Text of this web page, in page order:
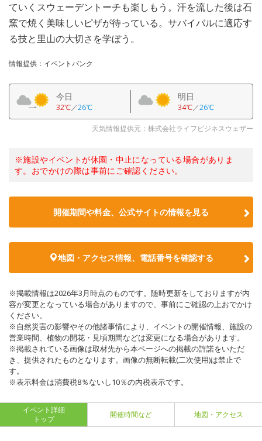
ていくスウェーデントーチも楽しもう。汗を流した後は石
窯で焼く美味しいピザが待っている。サバイバルに適応す
る技と里山の大切さを学ぼう。
情報提供：イベントバンク
今日
32℃／26℃
明日
34℃／26℃
天気情報提供元：株式会社ライフビジネスウェザー
※施設やイベントが休園・中止になっている場合がありま
す。おでかけの際は事前にご確認ください。
開催期間や料金、公式サイトの情報を見る
地図・アクセス情報、電話番号を確認する
※掲載情報は2026年3月時点のものです。随時更新をしておりますが内
容が変更となっている場合がありますので、事前にご確認の上おでかけ
ください。
※自然災害の影響やその他諸事情により、イベントの開催情報、施設の
営業時間、植物の開花・見頃期間などは変更になる場合があります。
※掲載されている画像は取材先から本ページへの掲載の許諾をいただ
き、提供されたものとなります。画像の無断転載(二次使用)は禁止で
す。
※表示料金は消費税8％ないし10％の内税表示です。
イベント詳細
トップ
開催時間など 地図・アクセス